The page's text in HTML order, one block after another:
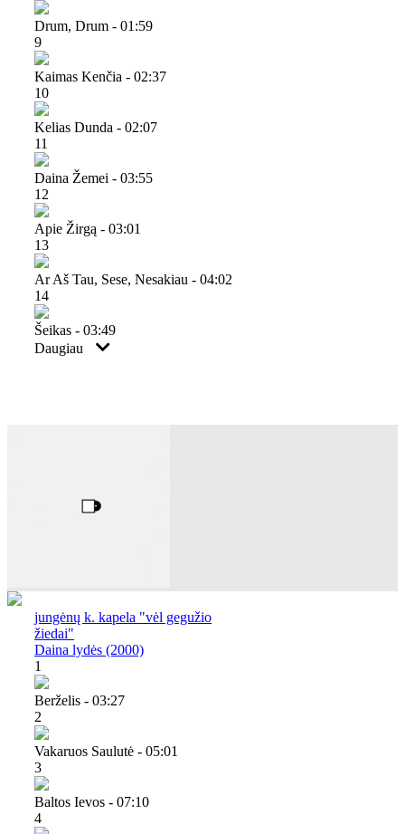
Drum, Drum - 01:59
9
Kaimas Kenčia - 02:37
10
Kelias Dunda - 02:07
11
Daina Žemei - 03:55
12
Apie Žirgą - 03:01
13
Ar Aš Tau, Sese, Nesakiau - 04:02
14
Šeikas - 03:49
Daugiau
jungėnų k. kapela "vėl gegužio
žiedai"
Daina lydės (2000)
1
Berželis - 03:27
2
Vakaruos Saulutė - 05:01
3
Baltos Ievos - 07:10
4